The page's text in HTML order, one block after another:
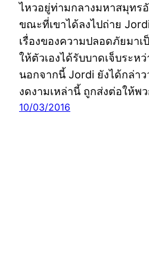
ไหวอยู่ท่ามกลางมหาสมุท
ขณะที่เขาได้ลงไปถ่าย
เรื่องของความปลอดภัยมาเ
ให้ตัวเองได้รับบาดเจ็บระห
นอกจากนี้ Jordi ยังได้กล่าว
งดงามเหล่านี้ ถูกส่งต่อให้พ
10/03/2016